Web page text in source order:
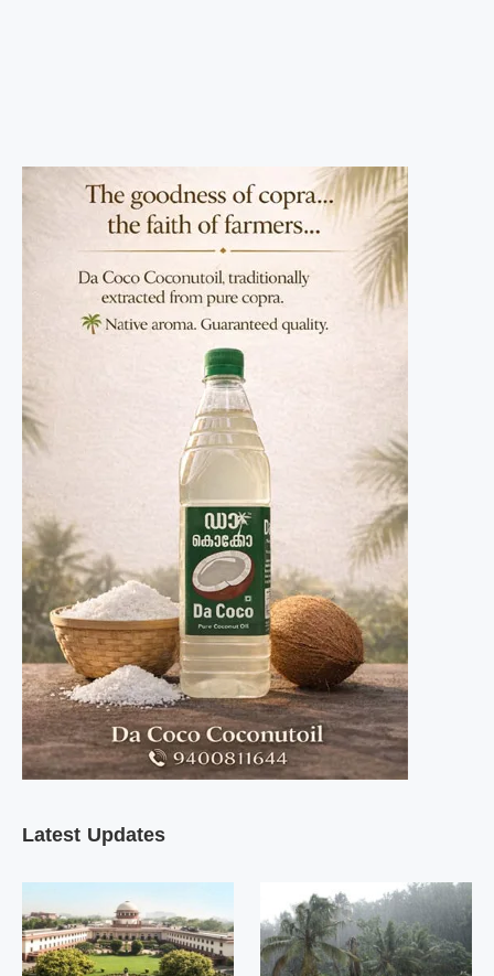
Latest Updates